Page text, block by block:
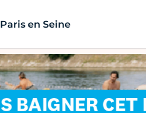
Paris en Seine